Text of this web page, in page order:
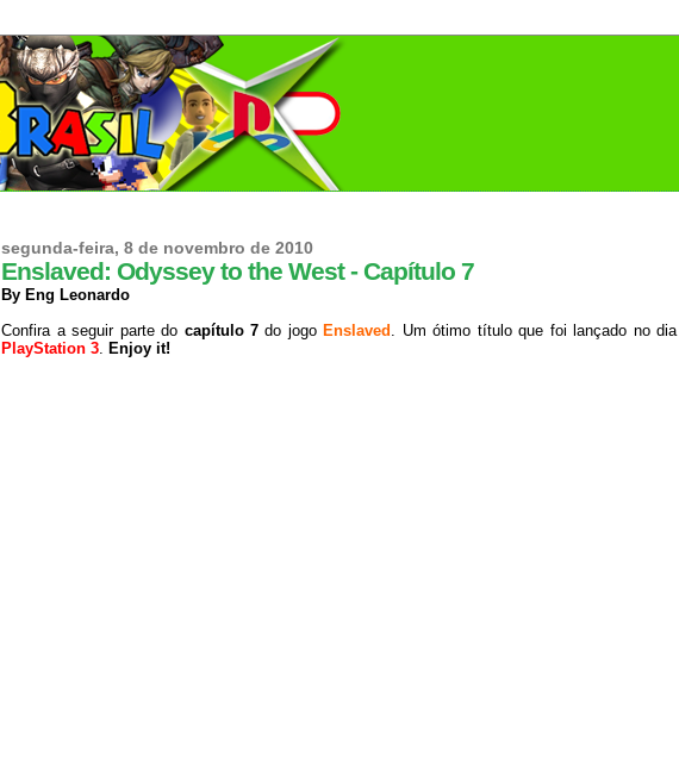
segunda-feira, 8 de novembro de 2010
Enslaved: Odyssey to the West - Capítulo 7
By Eng Leonardo
Confira a seguir parte do capítulo 7 do jogo Enslaved . Um ótimo título que foi lançado no dia
PlayStation 3. Enjoy it!